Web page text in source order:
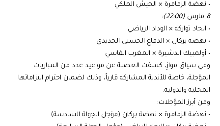
• نهضة الزمامرة × الجيش الملكي
8 مارس (22:00):
• اتحاد تواركة × الوداد الرياضي
• نهضة بركان × الدفاع الحسني الجديدي
• أولمبيك الدشيرة × المغرب الفاسي
وفي سياق موازٍ، كشفت العصبة عن مواعيد عدد من المباريات
المؤجلة، خاصة للأندية المشاركة قارياً، وذلك لضمان احترام التزاماتها
المحلية والدولية.
ومن أبرز المؤجلات:
• نهضة الزمامرة × نهضة بركان (مؤجل الجولة السادسة)